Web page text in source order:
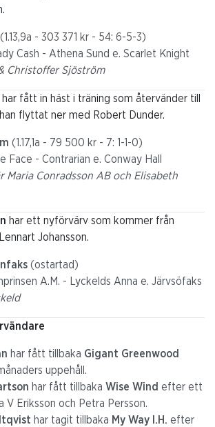
(1.13,9a - 303 371 kr - 54: 6-5-3)
Cash - Athena Sund e. Scarlet Knight
Christoffer Sjöström
har fått in häst i träning som återvänder till
flyttat ner med Robert Dunder.
(1.17,1a - 79 500 kr - 7: 1-1-0)
Face - Contrarian e. Conway Hall
Maria Conradsson AB och Elisabeth
har ett nyförvärv som kommer från
Johansson.
(ostartad)
A.M. - Lyckelds Anna e. Järvsöfaks
har fått tillbaka Gigant Greenwood
uppehåll.
har fått tillbaka Wise Wind efter ett
V Eriksson och Petra Persson.
har tagit tillbaka My Way I.H. efter